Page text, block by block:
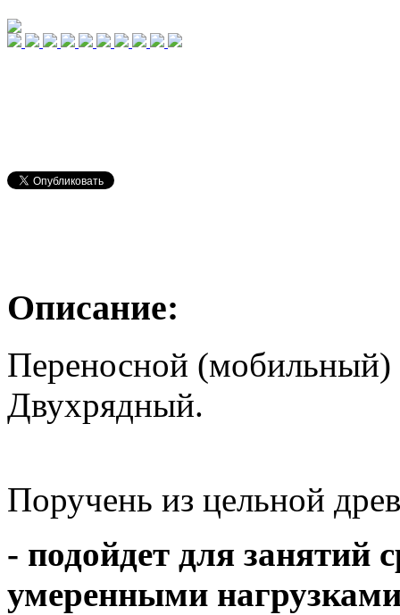
Описание:
Переносной (мобильный)
Двухрядный.
Поручень из цельной
- подойдет для занятий
умеренными